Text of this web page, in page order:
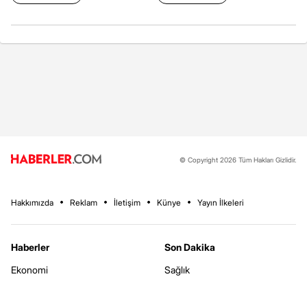
© Copyright 2026 Tüm Hakları Gizlidir.
Hakkımızda Reklam İletişim Künye Yayın İlkeleri
Haberler
Ekonomi
Son Dakika
Sağlık